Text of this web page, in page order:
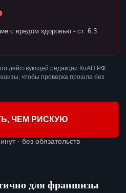
с вредом здоровью - ст. 6.3
действующей редакции КоАП РФ.
чтобы проверка прошла без
ЧЕМ РИСКУЮ
· без обязательств
для франшизы